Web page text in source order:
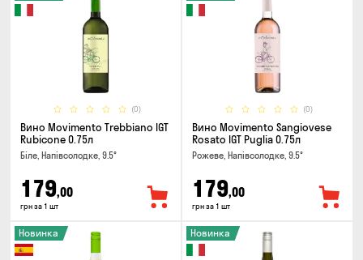
(0)
Вино Movimento Trebbiano IGT
Rubicone 0.75л
Біле, Напівсолодке, 9.5°
179,00
грн за 1 шт
(0)
Вино Movimento Sangiovese
Rosato IGT Puglia 0.75л
Рожеве, Напівсолодке, 9.5°
179,00
грн за 1 шт
Новинка Новинка